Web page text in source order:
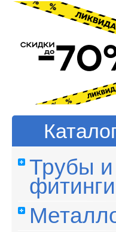
Трубы и
фитинги